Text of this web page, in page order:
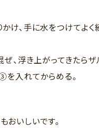
、手に水をつけてよく
、浮き上がってきたらザ
入れてからめる。
おいしいです。